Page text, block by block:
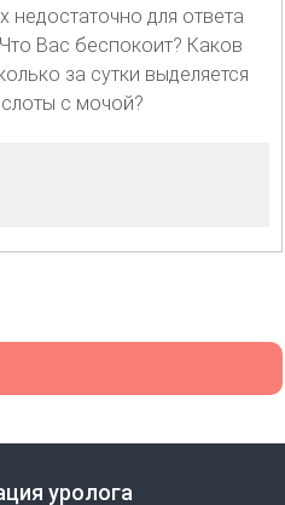
недостаточно для ответа
Вас беспокоит? Каков
за сутки выделяется
с мочой?
уролога